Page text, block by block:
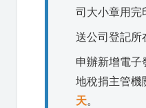
司大小章用完
送公司登記所
申辦新增電子
地稅捐主管機
天。